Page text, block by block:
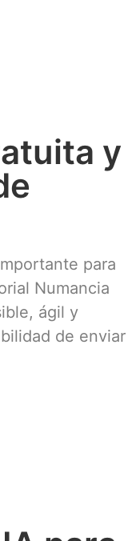
y
para
Numancia
ágil y
de enviar